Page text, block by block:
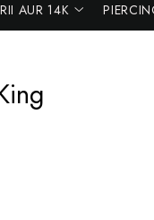
AUR 14K